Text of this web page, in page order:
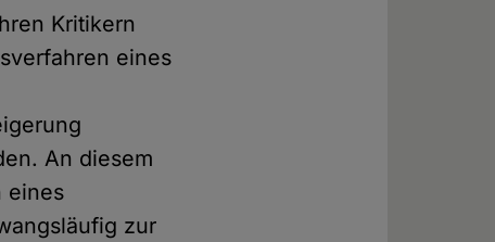
Kritikern
eines
An diesem
eines
zur